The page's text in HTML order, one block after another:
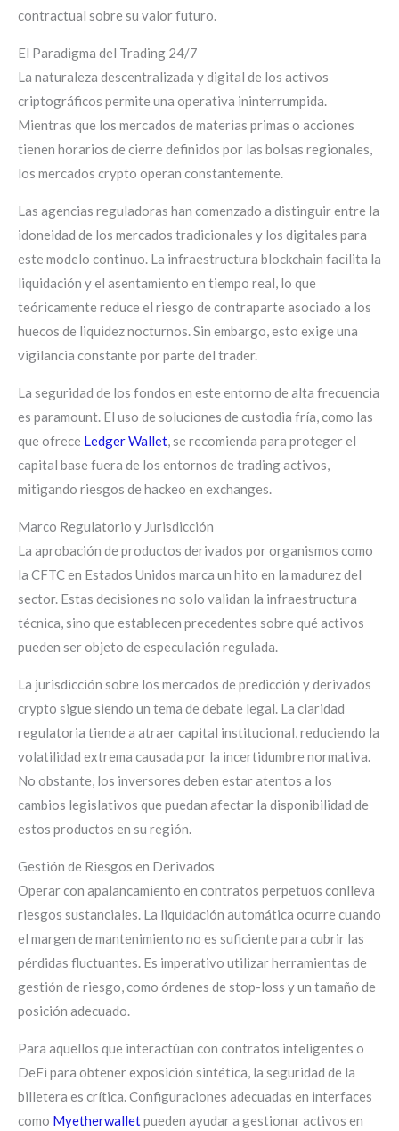
contractual sobre su valor futuro.
El Paradigma del Trading 24/7
La naturaleza descentralizada y digital de los activos
criptográficos permite una operativa ininterrumpida.
Mientras que los mercados de materias primas o acciones
tienen horarios de cierre definidos por las bolsas regionales,
los mercados crypto operan constantemente.
Las agencias reguladoras han comenzado a distinguir entre la
idoneidad de los mercados tradicionales y los digitales para
este modelo continuo. La infraestructura blockchain facilita la
liquidación y el asentamiento en tiempo real, lo que
teóricamente reduce el riesgo de contraparte asociado a los
huecos de liquidez nocturnos. Sin embargo, esto exige una
vigilancia constante por parte del trader.
La seguridad de los fondos en este entorno de alta frecuencia
es paramount. El uso de soluciones de custodia fría, como las
que ofrece Ledger Wallet, se recomienda para proteger el
capital base fuera de los entornos de trading activos,
mitigando riesgos de hackeo en exchanges.
Marco Regulatorio y Jurisdicción
La aprobación de productos derivados por organismos como
la CFTC en Estados Unidos marca un hito en la madurez del
sector. Estas decisiones no solo validan la infraestructura
técnica, sino que establecen precedentes sobre qué activos
pueden ser objeto de especulación regulada.
La jurisdicción sobre los mercados de predicción y derivados
crypto sigue siendo un tema de debate legal. La claridad
regulatoria tiende a atraer capital institucional, reduciendo la
volatilidad extrema causada por la incertidumbre normativa.
No obstante, los inversores deben estar atentos a los
cambios legislativos que puedan afectar la disponibilidad de
estos productos en su región.
Gestión de Riesgos en Derivados
Operar con apalancamiento en contratos perpetuos conlleva
riesgos sustanciales. La liquidación automática ocurre cuando
el margen de mantenimiento no es suficiente para cubrir las
pérdidas fluctuantes. Es imperativo utilizar herramientas de
gestión de riesgo, como órdenes de stop-loss y un tamaño de
posición adecuado.
Para aquellos que interactúan con contratos inteligentes o
DeFi para obtener exposición sintética, la seguridad de la
billetera es crítica. Configuraciones adecuadas en interfaces
como Myetherwalletpueden ayudar a gestionar activos en